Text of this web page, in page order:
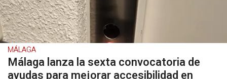
MÁLAGA
Málaga lanza la sexta convocatoria de
ayudas para mejorar accesibilidad en